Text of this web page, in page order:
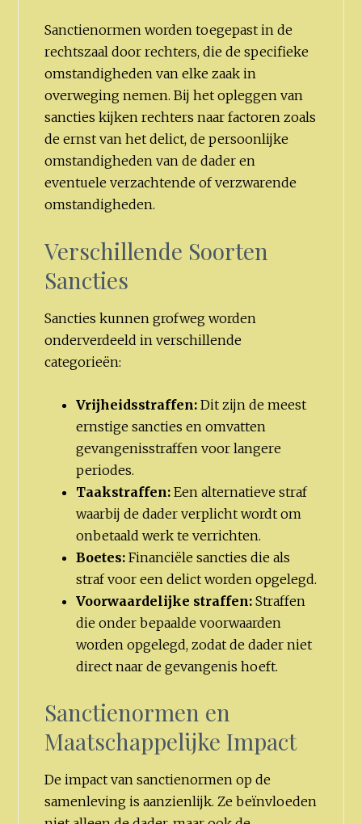
Sanctienormen worden toegepast in de
rechtszaal door rechters, die de specifieke
omstandigheden van elke zaak in
overweging nemen. Bij het opleggen van
sancties kijken rechters naar factoren zoals
de ernst van het delict, de persoonlijke
omstandigheden van de dader en
eventuele verzachtende of verzwarende
omstandigheden.
Verschillende Soorten
Sancties
Sancties kunnen grofweg worden
onderverdeeld in verschillende
categorieën:
Vrijheidsstraffen:Dit zijn de meest
ernstige sancties en omvatten
gevangenisstraffen voor langere
periodes.
Taakstraffen:Een alternatieve straf
waarbij de dader verplicht wordt om
onbetaald werk te verrichten.
Boetes:Financiële sancties die als
straf voor een delict worden opgelegd.
Voorwaardelijke straffen:Straffen
die onder bepaalde voorwaarden
worden opgelegd, zodat de dader niet
direct naar de gevangenis hoeft.
Sanctienormen en
Maatschappelijke Impact
De impact van sanctienormen op de
samenleving is aanzienlijk. Ze beïnvloeden